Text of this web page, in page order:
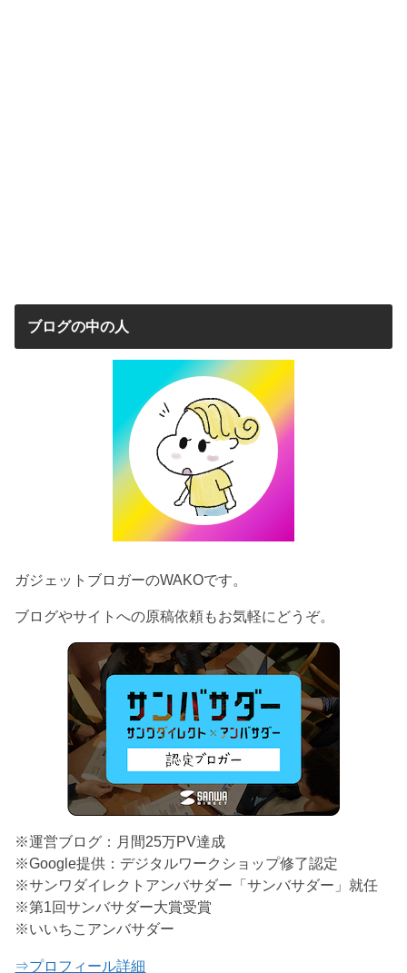
ブログの中の人
ガジェットブロガーのWAKOです。
ブログやサイトへの原稿依頼もお気軽にどうぞ。
※運営ブログ：月間25万PV達成
※Google提供：デジタルワークショップ修了認定
※サンワダイレクトアンバサダー「サンバサダー」就任
※第1回サンバサダー大賞受賞
※いいちこアンバサダー
⇒プロフィール詳細